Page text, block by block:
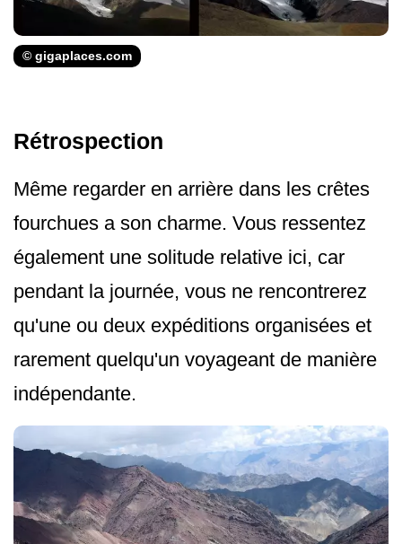
© gigaplaces.com
Rétrospection
Même regarder en arrière dans les crêtes
fourchues a son charme. Vous ressentez
également une solitude relative ici, car
pendant la journée, vous ne rencontrerez
qu'une ou deux expéditions organisées et
rarement quelqu'un voyageant de manière
indépendante.